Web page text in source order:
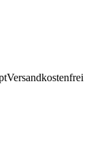
Versandkostenfrei